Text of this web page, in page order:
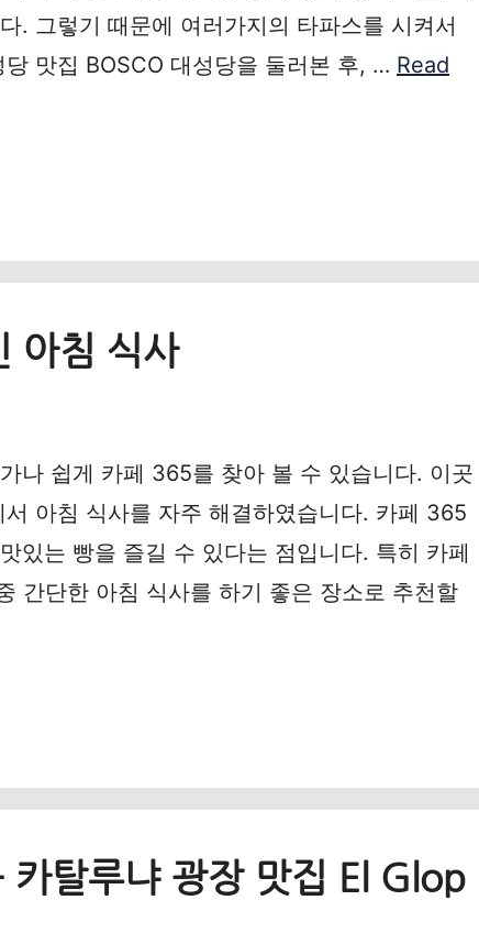
. 그렇기 때문에 여러가지의 타파스를 시켜서
맛집 BOSCO 대성당을 둘러본 후, … Read
아침 식사
나 쉽게 카페 365를 찾아 볼 수 있습니다. 이곳
서 아침 식사를 자주 해결하였습니다. 카페 365
있는 빵을 즐길 수 있다는 점입니다. 특히 카페
간단한 아침 식사를 하기 좋은 장소로 추천할
카탈루냐 광장 맛집 El Glop